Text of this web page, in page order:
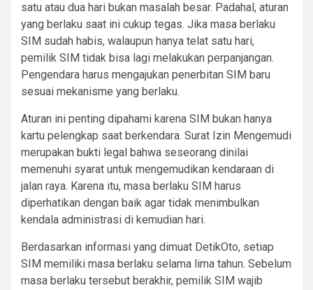
satu atau dua hari bukan masalah besar. Padahal, aturan
yang berlaku saat ini cukup tegas. Jika masa berlaku
SIM sudah habis, walaupun hanya telat satu hari,
pemilik SIM tidak bisa lagi melakukan perpanjangan.
Pengendara harus mengajukan penerbitan SIM baru
sesuai mekanisme yang berlaku.
Aturan ini penting dipahami karena SIM bukan hanya
kartu pelengkap saat berkendara. Surat Izin Mengemudi
merupakan bukti legal bahwa seseorang dinilai
memenuhi syarat untuk mengemudikan kendaraan di
jalan raya. Karena itu, masa berlaku SIM harus
diperhatikan dengan baik agar tidak menimbulkan
kendala administrasi di kemudian hari.
Berdasarkan informasi yang dimuat DetikOto, setiap
SIM memiliki masa berlaku selama lima tahun. Sebelum
masa berlaku tersebut berakhir, pemilik SIM wajib